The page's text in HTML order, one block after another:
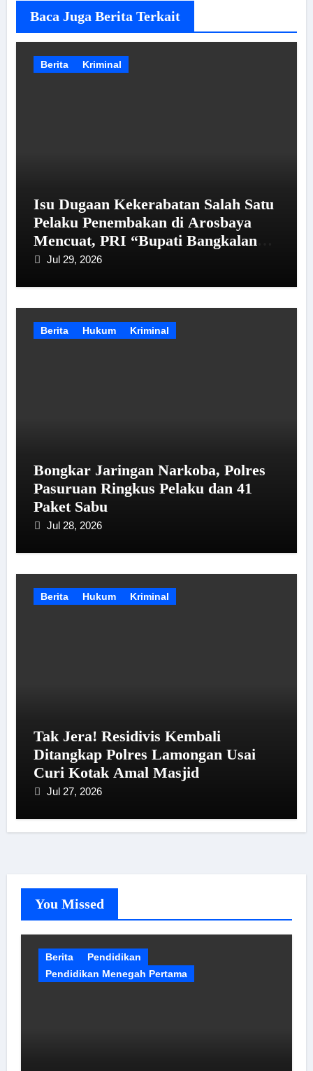
Baca Juga Berita Terkait
Berita Kriminal
Isu Dugaan Kekerabatan Salah Satu
Pelaku Penembakan di Arosbaya
Mencuat, PRI “Bupati Bangkalan
Perlu Berikan Penjelasan kepada
Jul 29, 2026
Berita Hukum Kriminal
Bongkar Jaringan Narkoba, Polres
Pasuruan Ringkus Pelaku dan 41
Paket Sabu
Jul 28, 2026
Berita Hukum Kriminal
Tak Jera! Residivis Kembali
Ditangkap Polres Lamongan Usai
Curi Kotak Amal Masjid
Jul 27, 2026
You Missed
Berita
Pendidikan
Pendidikan Menegah Pertama